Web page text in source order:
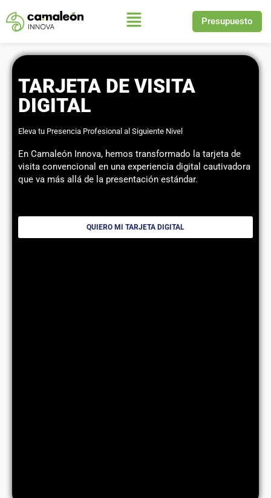
Saltar
contenido
Presupuesto
TARJETA DE VISITA
DIGITAL
Eleva tu Presencia Profesional al Siguiente Nivel
En Camaleón Innova, hemos transformado la tarjeta de
visita convencional en una experiencia digital cautivadora
que va más allá de la presentación estándar.
QUIERO MI TARJETA DIGITAL